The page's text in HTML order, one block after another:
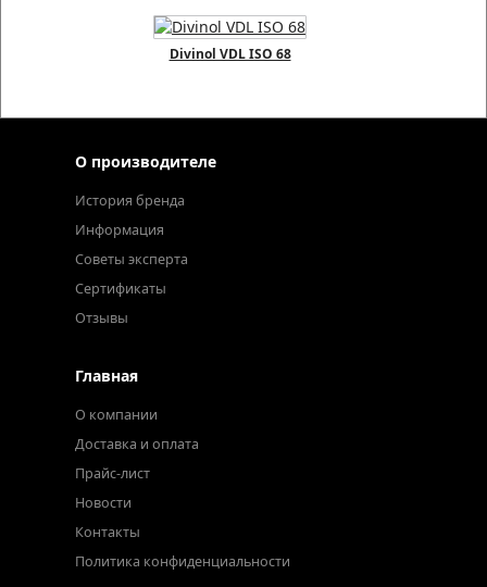
Divinol VDL ISO 68
О производителе
История бренда
Информация
Советы эксперта
Сертификаты
Отзывы
Главная
О компании
Доставка и оплата
Прайс-лист
Новости
Контакты
Политика конфиденциальности